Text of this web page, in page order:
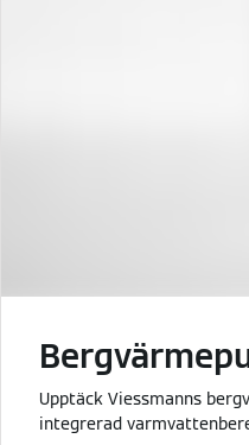
Upptäck Viessmanns
integrerad